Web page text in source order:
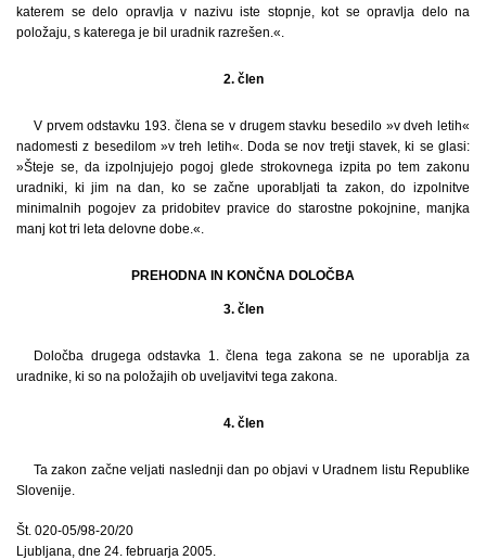
katerem se delo opravlja v nazivu iste stopnje, kot se opravlja delo na
položaju, s katerega je bil uradnik razrešen.«.
2. člen
V prvem odstavku 193. člena se v drugem stavku besedilo »v dveh letih«
nadomesti z besedilom »v treh letih«. Doda se nov tretji stavek, ki se glasi:
»Šteje se, da izpolnjujejo pogoj glede strokovnega izpita po tem zakonu
uradniki, ki jim na dan, ko se začne uporabljati ta zakon, do izpolnitve
minimalnih pogojev za pridobitev pravice do starostne pokojnine, manjka
manj kot tri leta delovne dobe.«.
PREHODNA IN KONČNA DOLOČBA
3. člen
Določba drugega odstavka 1. člena tega zakona se ne uporablja za
uradnike, ki so na položajih ob uveljavitvi tega zakona.
4. člen
Ta zakon začne veljati naslednji dan po objavi v Uradnem listu Republike
Slovenije.
Št. 020-05/98-20/20
Ljubljana, dne 24. februarja 2005.